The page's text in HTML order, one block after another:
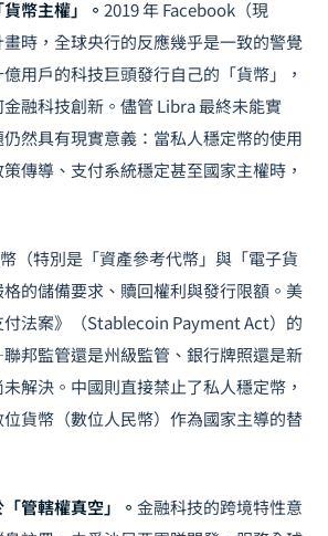
幣主權」。 2019 年 Facebook（現
時，全球央行的反應幾乎是一致的警覺
用戶的科技巨頭發行自己的「貨幣」，
融科技創新。儘管 Libra 最終未能實
然具有現實意義：當私人穩定幣的使用
傳導、支付系統穩定甚至國家主權時，
（特別是「資產參考代幣」與「電子貨
的儲備要求、贖回權利與發行限額。美
法案》（Stablecoin Payment Act）的
邦監管還是州級監管、銀行牌照還是新
解決。中國則直接禁止了私人穩定幣，
位貨幣 （數位人民幣）作為國家主導的替
管轄權真空」。 金融科技的跨境特性意